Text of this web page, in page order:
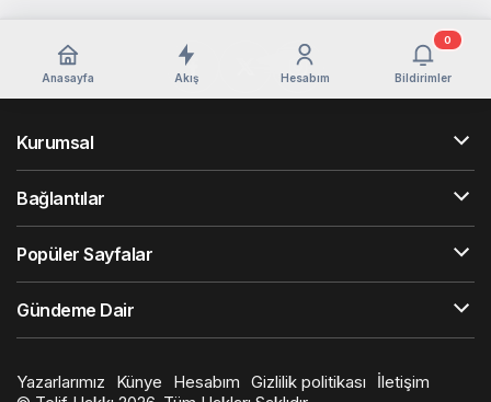
Anasayfa Akış Hesabım Bildirimler
0
Kurumsal
Bağlantılar
Popüler Sayfalar
Gündeme Dair
Yazarlarımız Künye Hesabım Gizlilik politikası
İletişim